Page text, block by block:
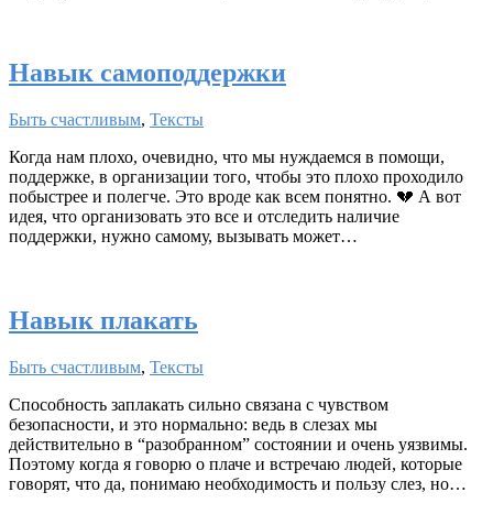
Навык самоподдержки
Быть счастливым, Тексты
Когда нам плохо, очевидно, что мы нуждаемся в помощи,
поддержке, в организации того, чтобы это плохо проходило
побыстрее и полегче. Это вроде как всем понятно. 💔 А вот
идея, что организовать это все и отследить наличие
поддержки, нужно самому, вызывать может…
Навык плакать
Быть счастливым, Тексты
Способность заплакать сильно связана с чувством
безопасности, и это нормально: ведь в слезах мы
действительно в “разобранном” состоянии и очень уязвимы.
Поэтому когда я говорю о плаче и встречаю людей, которые
говорят, что да, понимаю необходимость и пользу слез, но…